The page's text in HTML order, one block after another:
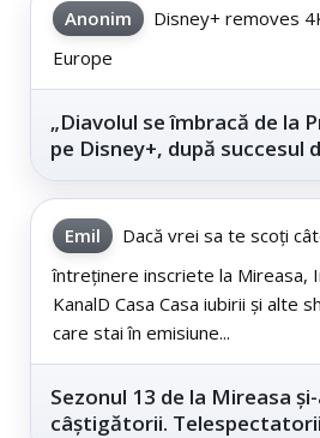
Anonim
Disney+ removes
Europe
„Diavolul se îmbracă de la
pe Disney+, după succesul
Emil
Dacă vrei sa te scoți
întreținere inscriete la Mireasa,
KanalD Casa Casa iubirii și alte
care stai în emisiune...
Sezonul 13 de la Mireasa
câștigătorii.